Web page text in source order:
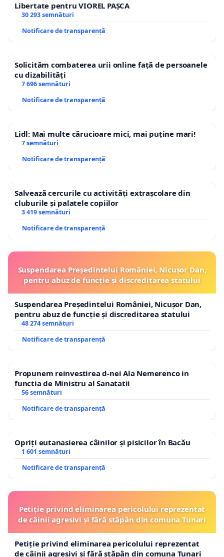
Libertate pentru VIOREL PAȘCA
30 293 semnături
Notificare de transparență
Solicităm combaterea urii online față de persoanele
cu dizabilități
7 696 semnături
Notificare de transparență
Lidl: Mai multe cărucioare mici, mai puține mari!
7 semnături
Notificare de transparență
Salvează cercurile cu activități extrașcolare din
cluburile și palatele copiilor
3 419 semnături
Notificare de transparență
Suspendarea Președintelui României, Nicușor Dan,
pentru abuz de funcție și discreditarea statului
Suspendarea Președintelui României, Nicușor Dan,
pentru abuz de funcție și discreditarea statului
48 274 semnături
Notificare de transparență
Propunem reinvestirea d-nei Ala Nemerenco in
functia de Ministru al Sanatatii
56 semnături
Notificare de transparență
Opriți eutanasierea câinilor și pisicilor în Bacău
1 601 semnături
Notificare de transparență
Petiție privind eliminarea pericolului reprezentat
de câinii agresivi și fără stăpân din comuna Tunari
Petiție privind eliminarea pericolului reprezentat
de câinii agresivi și fără stăpân din comuna Tunari